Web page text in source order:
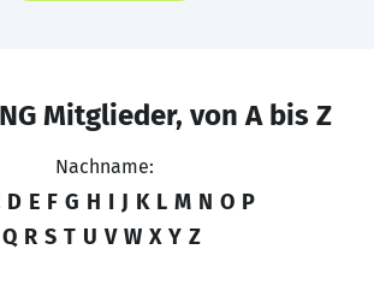
Mitglieder, von A bis Z
Nachname:
D E F G H I J K L M N O P
Q R S T U V W X Y Z